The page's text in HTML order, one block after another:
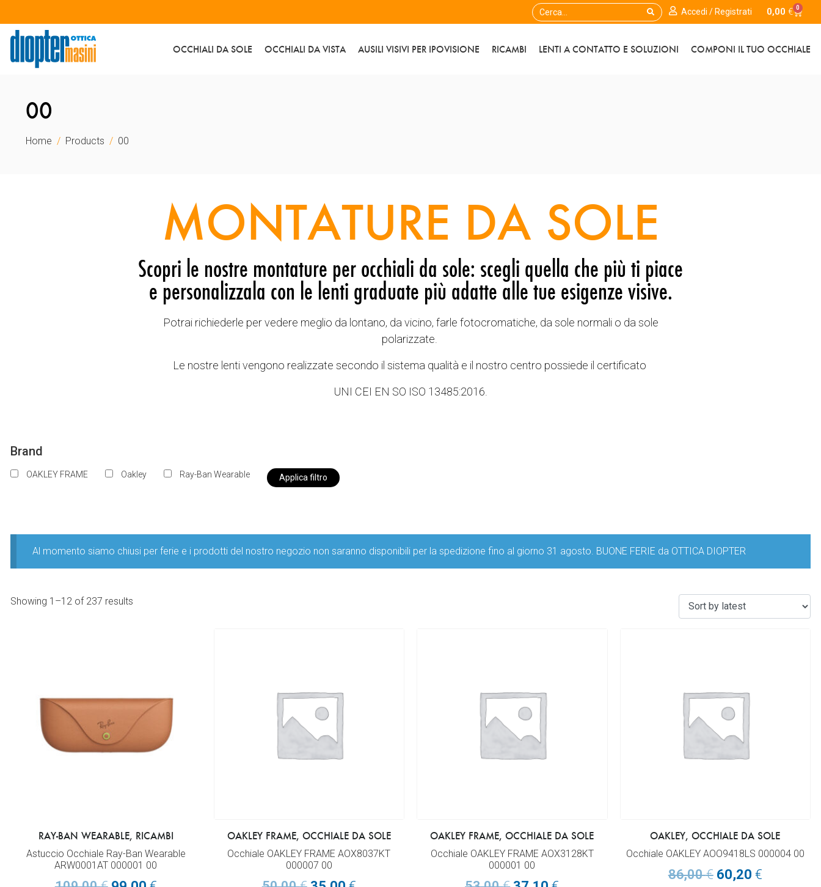
Accedi / Registrati 0,00 € 0
OCCHIALI DA SOLE OCCHIALI DA VISTA AUSILI VISIVI PER IPOVISIONE RICAMBI LENTI A CONTATTO E SOLUZIONI COMPONI IL TUO OCCHIALE
00
Home Products 00
MONTATURE DA SOLE
Scopri le nostre montature per occhiali da sole: scegli quella che più ti piace
e personalizzala con le lenti graduate più adatte alle tue esigenze visive.
Potrai richiederle per vedere meglio da lontano, da vicino, farle fotocromatiche, da sole normali o da sole
polarizzate.
Le nostre lenti vengono realizzate secondo il sistema qualità e il nostro centro possiede il certificato
UNI CEI EN SO ISO 13485:2016.
Brand
OAKLEY FRAME Oakley Ray-Ban Wearable Applica filtro
Al momento siamo chiusi per ferie e i prodotti del nostro negozio non saranno disponibili per la spedizione fino al giorno 31 agosto. BUONE FERIE da OTTICA DIOPTER
Showing 1–12 of 237 results
RAY-BAN WEARABLE, RICAMBI
Astuccio Occhiale Ray-Ban Wearable
ARW0001AT 000001 00
OAKLEY FRAME, OCCHIALE DA SOLE
Occhiale OAKLEY FRAME AOX8037KT
000007 00
OAKLEY FRAME, OCCHIALE DA SOLE
Occhiale OAKLEY FRAME AOX3128KT
000001 00
OAKLEY, OCCHIALE DA SOLE
Occhiale OAKLEY AOO9418LS 000004 00
86,00€ 60,20 €